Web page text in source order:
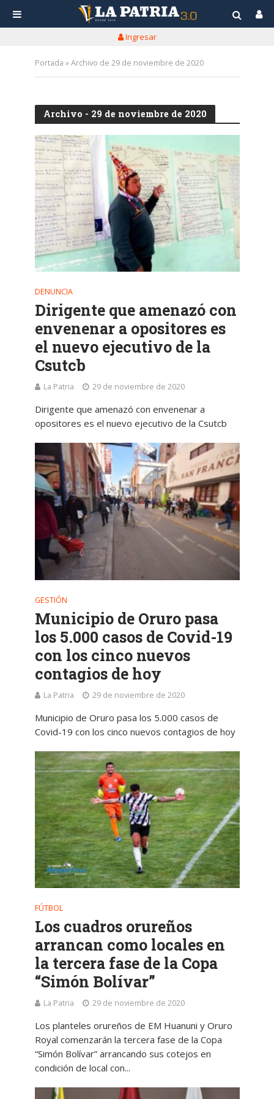
Ingresar
Portada »Archivo de 29 de noviembre de 2020
Archivo - 29 de noviembre de 2020
DENUNCIA
Dirigente que amenazó con
envenenar a opositores es
el nuevo ejecutivo de la
Csutcb
La Patria 29 de noviembre de 2020
Dirigente que amenazó con envenenar a
opositores es el nuevo ejecutivo de la Csutcb
GESTIÓN
Municipio de Oruro pasa
los 5.000 casos de Covid-19
con los cinco nuevos
contagios de hoy
La Patria 29 de noviembre de 2020
Municipio de Oruro pasa los 5.000 casos de
Covid-19 con los cinco nuevos contagios de hoy
FÚTBOL
Los cuadros orureños
arrancan como locales en
la tercera fase de la Copa
“Simón Bolívar”
La Patria 29 de noviembre de 2020
Los planteles orureños de EM Huanuni y Oruro
Royal comenzarán la tercera fase de la Copa
“Simón Bolívar” arrancando sus cotejos en
condición de local con...